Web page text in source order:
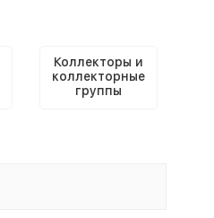
Коллекторы и
коллекторные
группы